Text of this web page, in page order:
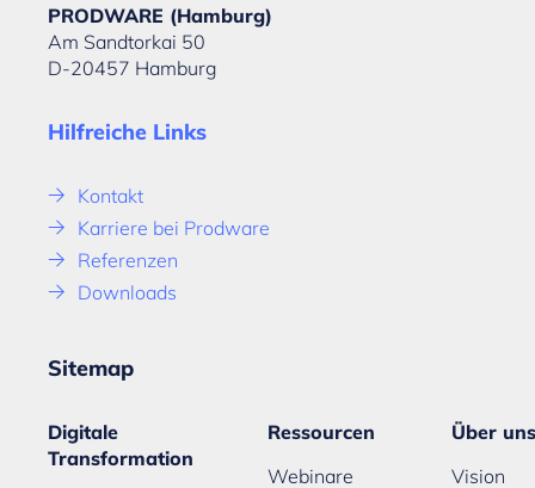
PRODWARE (Hamburg)
Am Sandtorkai 50
D-20457 Hamburg
Hilfreiche Links
Kontakt
Karriere bei Prodware
Referenzen
Downloads
Sitemap
Digitale
Transformation
Ressourcen
Webinare
Über uns
Vision